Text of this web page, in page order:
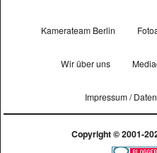
Kamerateam Berlin
Wir über uns
Impressum /
Copyright © 2001-